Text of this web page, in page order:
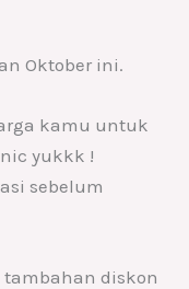
Oktober ini.
kamu untuk
yukkk !
sebelum
tambahan diskon